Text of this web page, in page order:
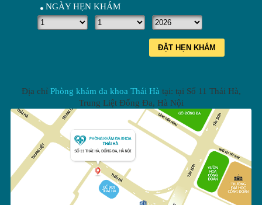
NGÀY HẸN KHÁM
ĐẶT HẸN KHÁM
Địa chỉ Phòng khám đa khoa Thái Hà tại: tại Số 11 Thái Hà,
Trung Liệt Đống Đa, Hà Nội